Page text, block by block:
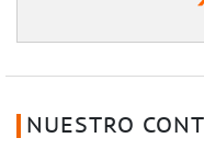
NUESTRO